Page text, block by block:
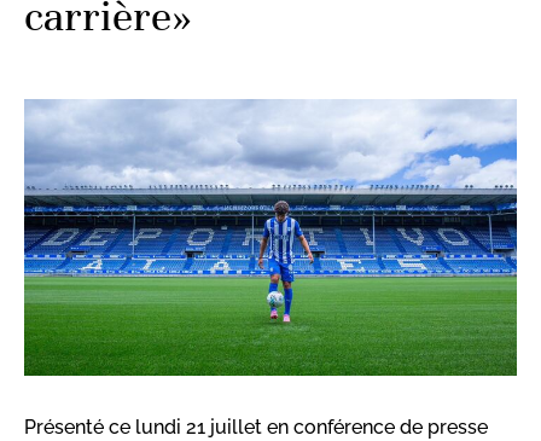
carrière»
Présenté ce lundi 21 juillet en conférence de presse